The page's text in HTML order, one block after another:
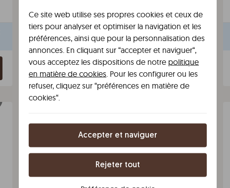
+Toutes les commodités
Sélectionnez des dates pour voir les prix et
la disponibilité
Sélectionner
Ce site web utilise ses propres cookies et ceux de
tiers pour analyser et optimiser la navigation et les
préférences, ainsi que pour la personnalisation des
annonces. En cliquant sur “accepter et naviguer“,
vous acceptez les dispositions de notre politique
en matière de cookies . Pour les configurer ou les
refuser, cliquez sur “préférences en matière de
cookies“.
Accepter et naviguer
Rejeter tout